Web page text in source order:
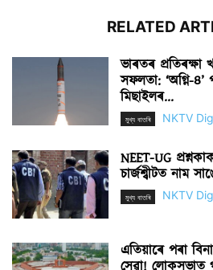
RELATED
ভাৰতৰ
সফলতা: ‘অগ্নি-৪’
মিছাইলৰ...
মুখ্য বাতৰি NKTV
NEET-UG
চাৰ্জশ্বীটত নাম
মুখ্য বাতৰি NKTV
এতিয়াৰে পৰা